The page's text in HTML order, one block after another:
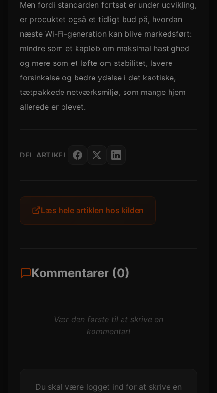
Men fordi standarden fortsat er under udvikling,
er produktet også et tidligt bud på, hvordan
næste Wi-Fi-generation kan blive markedsført:
mindre som et kapløb om maksimal hastighed
og mere som et løfte om stabilitet, lavere
forsinkelse og bedre ydelse i det kaotiske,
tætpakkede netværksmiljø, som mange hjem
allerede er blevet.
DEL ARTIKEL
Læs hele artiklen hos kilden
Kommentarer (0)
Vær den første til at skrive en
kommentar!
Du skal være logget ind for at skrive en